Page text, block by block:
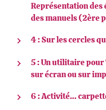
Représentation des
des manuels (2ère
4 : Sur les cercles
5 : Un utilitaire pour
sur écran ou sur
6 : Activité…